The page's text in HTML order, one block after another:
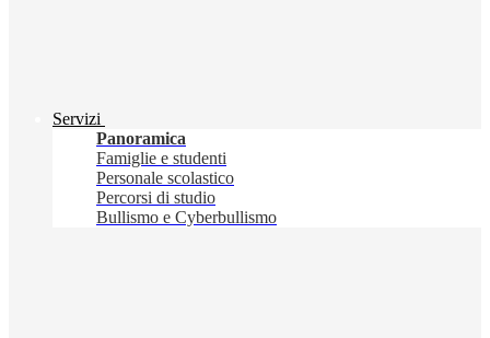
Servizi
Panoramica
Famiglie e studenti
Personale scolastico
Percorsi di studio
Bullismo e Cyberbullismo